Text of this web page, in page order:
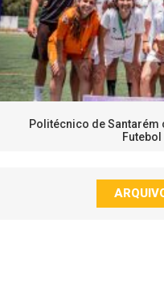
Politécnico de